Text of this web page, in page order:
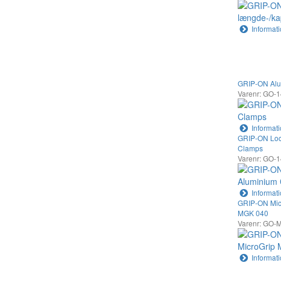
GRIP-ON
Varenr: GO-
GRIP-ON
Clamps
Varenr: GO-
GRIP-ON
MGK 040
Varenr: GO-